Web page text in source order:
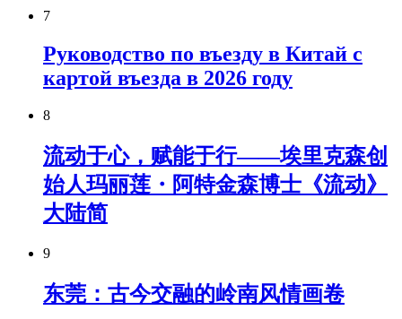
7
Руководство по въезду в Китай с
картой въезда в 2026 году
8
流动于心，赋能于行——埃里克森创
始人玛丽莲・阿特金森博士《流动》
大陆简
9
东莞：古今交融的岭南风情画卷